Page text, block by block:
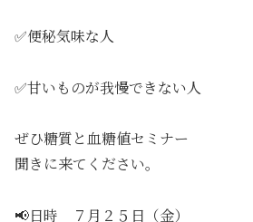
✅便秘気味な人
✅甘いものが我慢できない人
ぜひ糖質と血糖値セミナー
聞きに来てください。
📢日時 ７月２５日（金）